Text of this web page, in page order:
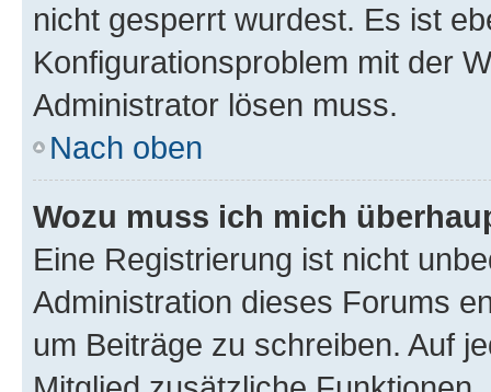
nicht gesperrt wurdest. Es ist
Konfigurationsproblem mit der
Administrator lösen muss.
Nach oben
Wozu muss ich mich
Eine Registrierung ist nicht
Administration dieses Forums
um Beiträge zu schreiben. Auf